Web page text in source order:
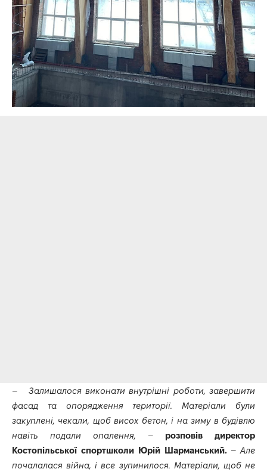
–
Залишалося виконати внутрішні роботи, завершити
фасад та опорядження території. Матеріали були
закуплені, чекали, щоб висох бетон, і на зиму в будівлю
навіть подали опалення, – розповів директор
Костопільської спортшколи Юрій Шарманський. – Але
почалалася війна, і все зупинилося. Матеріали, щоб не